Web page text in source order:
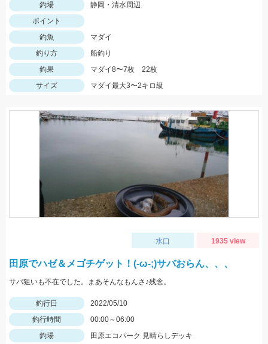
釣場
静岡・清水周辺
ポイント
釣魚
マダイ
釣り方
船釣り
釣果
マダイ8〜7枚 22枚
サイズ
マダイ最大3〜2キロ級
水口 1935 view
田原でハゼ＆メゴチゲット！(-ω-;)サバおらん、、、
サバ狙いも不在でした。まあそんなもんさ♪残念。
釣行日
2022/05/10
釣行時間
00:00～06:00
釣場
田原エコパーク 見晴らしデッキ